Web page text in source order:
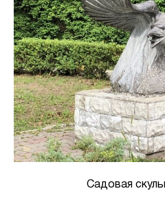
Садовая